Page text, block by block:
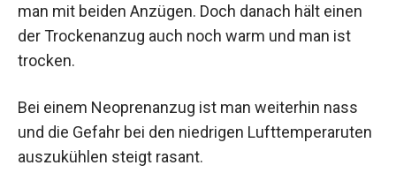
man mit beiden Anzügen. Doch danach hält einen
der Trockenanzug auch noch warm und man ist
trocken.
Bei einem Neoprenanzug ist man weiterhin nass
und die Gefahr bei den niedrigen Lufttemperaruten
auszukühlen steigt rasant.